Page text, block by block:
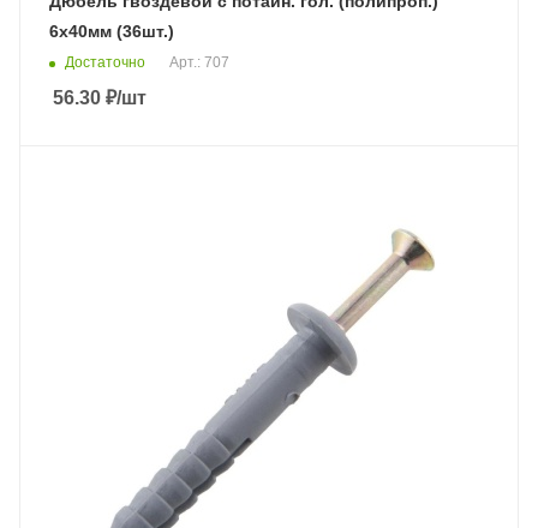
6х40мм (36шт.)
Достаточно Арт.: 707
56.30 ₽/шт